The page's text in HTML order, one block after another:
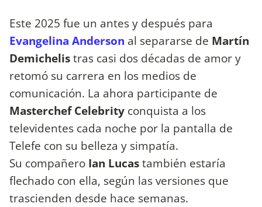
Este 2025 fue un antes y después para
Evangelina Anderson al separarse de Martín
Demichelistras casi dos décadas de amor y
retomó su carrera en los medios de
comunicación. La ahora participante de
Masterchef Celebrity conquista a los
televidentes cada noche por la pantalla de
Telefe con su belleza y simpatía.
Su compañero Ian Lucastambién estaría
flechado con ella, según las versiones que
trascienden desde hace semanas.